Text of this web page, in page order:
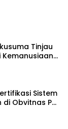
Tinjau
Kemanusiaan
Sistem
Obvitnas PT